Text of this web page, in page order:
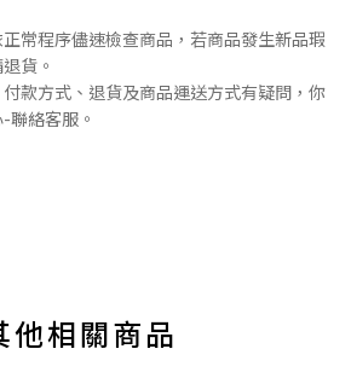
常程序儘速檢查商品，若商品發生新品瑕
貨。
款方式、退貨及商品運送方式有疑問，你
聯絡客服。
他相關商品